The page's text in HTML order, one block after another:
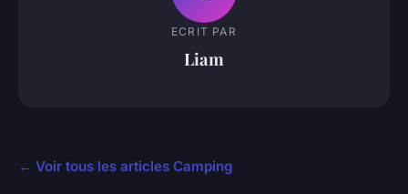
ECRIT PAR
Liam
← Voir tous les articles Camping